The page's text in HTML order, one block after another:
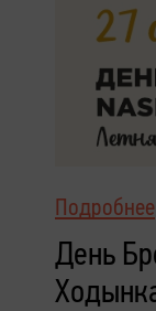
Подробнее
День